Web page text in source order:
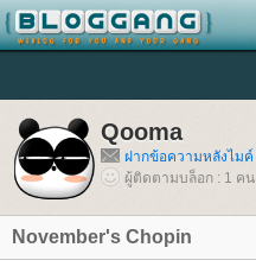
Qooma
ฝากข้อความหลังไมค์
ผู้ติดตามบล็อก : 1 คน
November's Chopin